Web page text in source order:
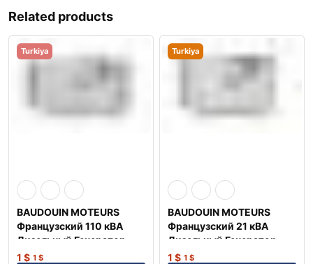
Related products
Turkiya
BAUDOUIN MOTEURS
Французский 110 кВА
Дизельный Генератор
TJ110BD
1 $ 1 $
Turkiya
BAUDOUIN MOTEURS
Французский 21 кВА
Дизельный Генератор
TJ20BD
1 $ 1 $